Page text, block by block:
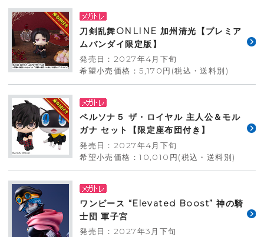
刀剣乱舞ONLINE 加州清光【プレミア
ムバンダイ限定版】
発売日：2027年4月下旬
希望小売価格：5,170円(税込・送料別)
ペルソナ５ ザ・ロイヤル 主人公＆モル
ガナ セット【限定座布団付き】
発売日：2027年4月下旬
希望小売価格：10,010円(税込・送料別)
ワンピース “Elevated Boost” 神の騎
士団 軍子宮
発売日：2027年3月下旬